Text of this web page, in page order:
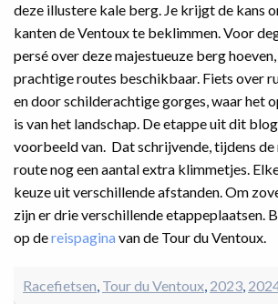
deze illustere kale berg. Je krijgt de kans
kanten de Ventoux te beklimmen. Voor
persé over deze majestueuze berg
prachtige routes beschikbaar. Fiets over
en door schilderachtige gorges, waar het
is van het landschap. De etappe uit dit
voorbeeld van. Dat schrijvende, tijdens
route nog een aantal extra klimmetjes.
keuze uit verschillende afstanden. Om
zijn er drie verschillende etappeplaatsen.
op dereispagina van de Tour du Ventoux.
Racefietsen Tour du Ventoux 2023